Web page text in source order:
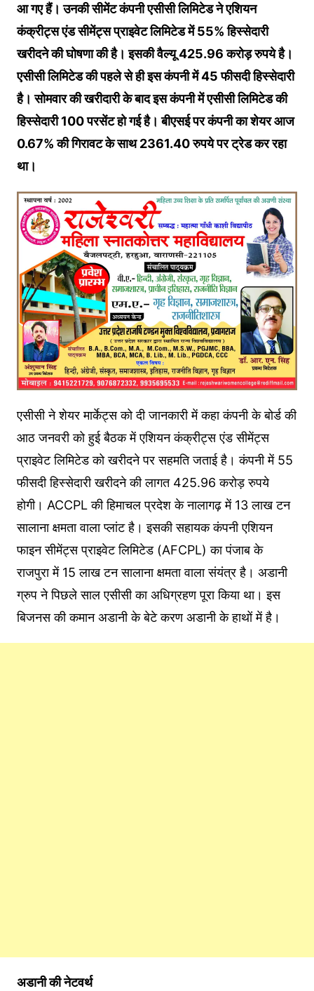
आ गए हैं। उनकी सीमेंट कंपनी एसीसी लिमिटेड ने एशियन
कंक्रीट्स एंड सीमेंट्स प्राइवेट लिमिटेड में 55% हिस्सेदारी
खरीदने की घोषणा की है। इसकी वैल्यू 425.96 करोड़ रुपये है।
एसीसी लिमिटेड की पहले से ही इस कंपनी में 45 फीसदी हिस्सेदारी
है। सोमवार की खरीदारी के बाद इस कंपनी में एसीसी लिमिटेड की
हिस्सेदारी 100 परसेंट हो गई है। बीएसई पर कंपनी का शेयर आज
0.67% की गिरावट के साथ 2361.40 रुपये पर ट्रेड कर रहा
था।
एसीसी ने शेयर मार्केट्स को दी जानकारी में कहा कंपनी के बोर्ड की
आठ जनवरी को हुई बैठक में एशियन कंक्रीट्स एंड सीमेंट्स
प्राइवेट लिमिटेड को खरीदने पर सहमति जताई है। कंपनी में 55
फीसदी हिस्सेदारी खरीदने की लागत 425.96 करोड़ रुपये
होगी। ACCPL की हिमाचल प्रदेश के नालागढ़ में 13 लाख टन
सालाना क्षमता वाला प्लांट है। इसकी सहायक कंपनी एशियन
फाइन सीमेंट्स प्राइवेट लिमिटेड (AFCPL) का पंजाब के
राजपुरा में 15 लाख टन सालाना क्षमता वाला संयंत्र है। अडानी
ग्रुप ने पिछले साल एसीसी का अधिग्रहण पूरा किया था। इस
बिजनस की कमान अडानी के बेटे करण अडानी के हाथों में है।
अडानी की नेटवर्थ